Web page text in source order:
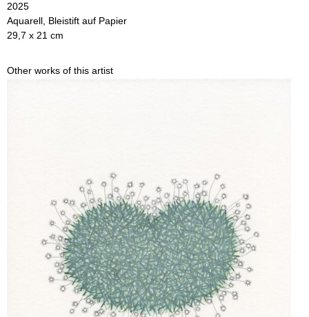
2025
Aquarell, Bleistift auf Papier
29,7 x 21 cm
Other works of this artist